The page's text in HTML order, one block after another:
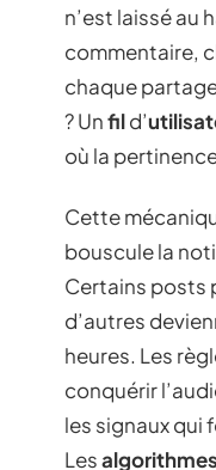
n’est laissé au
commentaire,
chaque
? Unfild’
où la
Cette
bouscule la
Certains posts
d’autres
heures. Les
conquérir
les signaux qui
Lesalgorithmes